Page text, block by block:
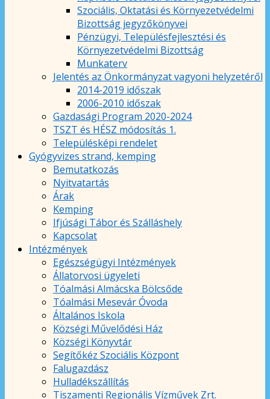
Szociális, Oktatási és Környezetvédelmi
Bizottság jegyzőkönyvei
Pénzügyi, Településfejlesztési és
Környezetvédelmi Bizottság
Munkaterv
Jelentés az Önkormányzat vagyoni helyzetéről
2014-2019 időszak
2006-2010 időszak
Gazdasági Program 2020-2024
TSZT és HÉSZ módosítás 1.
Településképi rendelet
Gyógyvizes strand, kemping
Bemutatkozás
Nyitvatartás
Árak
Kemping
Ifjúsági Tábor és Szálláshely
Kapcsolat
Intézmények
Egészségügyi Intézmények
Állatorvosi ügyeleti
Tóalmási Almácska Bölcsőde
Tóalmási Mesevár Óvoda
Általános Iskola
Községi Művelődési Ház
Községi Könyvtár
Segítőkéz Szociális Központ
Falugazdász
Hulladékszállítás
Tiszamenti Regionális Vízművek Zrt.